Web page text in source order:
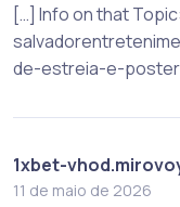
[…] Info on that Topic:
de-estreia-e-
1xbet-
11 de maio de 2026